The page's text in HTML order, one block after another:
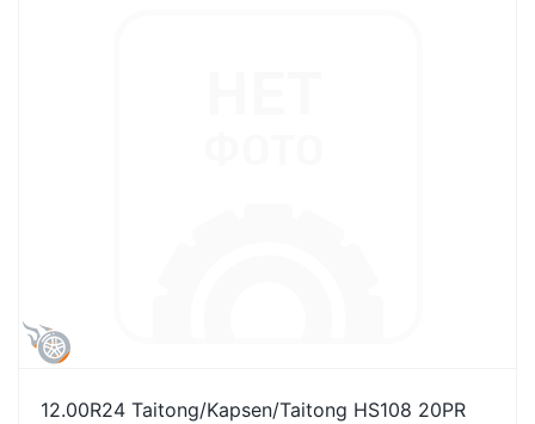
12.00R24 Taitong/Kapsen/Taitong HS108 20PR